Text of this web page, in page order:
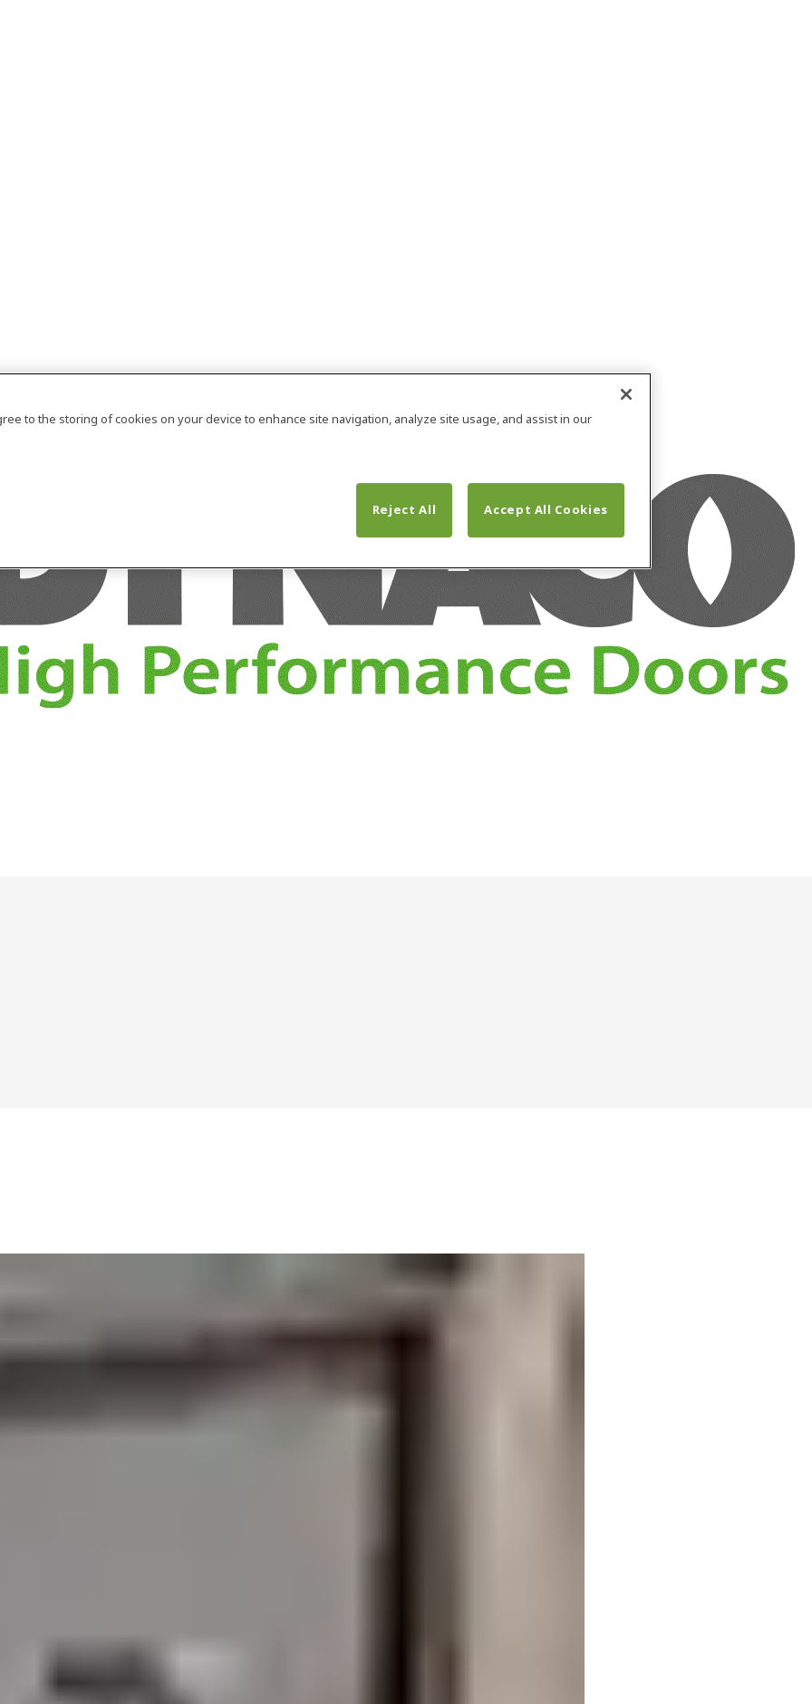
to the storing of cookies on your device to enhance site navigation, analyze site usage, and assist in our
Reject All
Accept All Cookies